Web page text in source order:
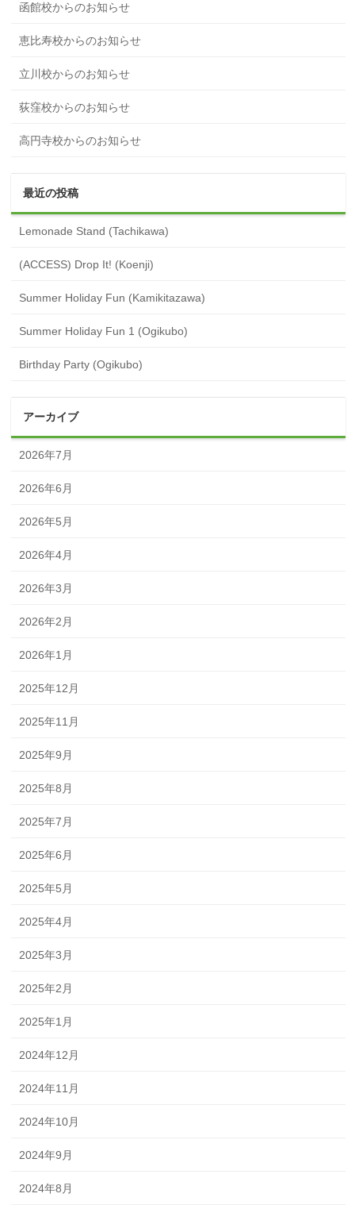
函館校からのお知らせ
恵比寿校からのお知らせ
立川校からのお知らせ
荻窪校からのお知らせ
高円寺校からのお知らせ
最近の投稿
Lemonade Stand (Tachikawa)
(ACCESS) Drop It! (Koenji)
Summer Holiday Fun (Kamikitazawa)
Summer Holiday Fun 1 (Ogikubo)
Birthday Party (Ogikubo)
アーカイブ
2026年7月
2026年6月
2026年5月
2026年4月
2026年3月
2026年2月
2026年1月
2025年12月
2025年11月
2025年9月
2025年8月
2025年7月
2025年6月
2025年5月
2025年4月
2025年3月
2025年2月
2025年1月
2024年12月
2024年11月
2024年10月
2024年9月
2024年8月